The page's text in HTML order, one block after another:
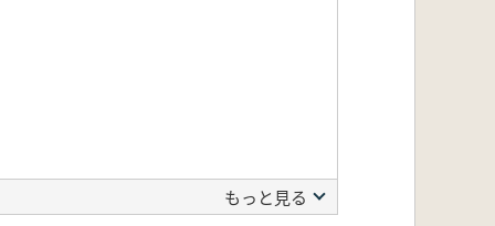
もっと見る